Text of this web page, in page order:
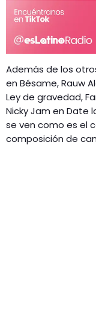
Además de los
en Bésame, Rauw
Ley de gravedad,
Nicky Jam en Date
se ven como es el
composición de